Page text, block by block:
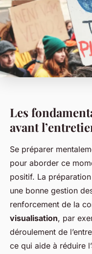
Les
avant
Se préparer
pour aborder ce
positif. La
une bonne gestion
renforcement de la
visualisation, par
déroulement de
ce qui aide à réduire